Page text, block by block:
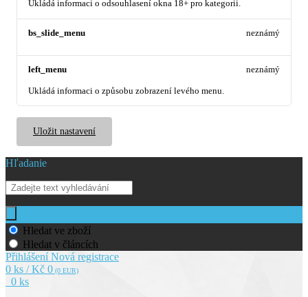
Ukládá informaci o odsouhlasení okna 18+ pro kategorii.
bs_slide_menu neznámý
left_menu
Ukládá informaci o způsobu zobrazení levého menu.
neznámý
Uložit nastavení
Hľadanie
Hledat ve zboží
Hledat v článcích
PřihlášeníNová registrace
0 ks / Kč 0 (0 EUR)
0 ks